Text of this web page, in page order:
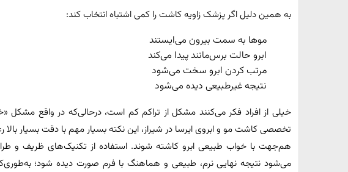
به همین دلیل اگر پزشک زاویه کاشت را کمی اشتباه انتخاب کند:
موها به سمت بیرون می‌ایستند
ابرو حالت برس‌مانند پیدا می‌کند
مرتب کردن ابرو سخت می‌شود
نتیجه غیرطبیعی دیده می‌شود
خیلی از افراد فکر می‌کنند مشکل از تراکم کم است، درحالی‌که در واقع
تخصصی کاشت مو و ابروی ایرسا در شیراز، این نکته بسیار مهم با دقت بسیار بالا
هم‌جهت با خواب طبیعی ابرو کاشته شوند. استفاده از تکنیک‌های ظریف و
می‌شود نتیجه نهایی نرم، طبیعی و هماهنگ با فرم صورت دیده شود؛